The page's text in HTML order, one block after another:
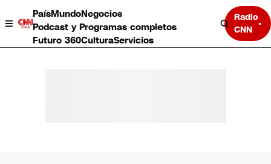
PaísMundoNegocios
Podcast y Programas completos
Futuro 360CulturaServicios
Radio
CNN